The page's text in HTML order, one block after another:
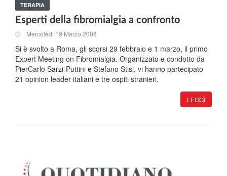
TERAPIA
Esperti della fibromialgia a confronto
Mercoledi 19 Marzo 2008
Si è svolto a Roma, gli scorsi 29 febbraio e 1 marzo, il primo
Expert Meeting on Fibromialgia. Organizzato e condotto da
PierCarlo Sarzi-Puttini e Stefano Stisi, vi hanno partecipato
21 opinion leader italiani e tre ospiti stranieri.
LEGGI